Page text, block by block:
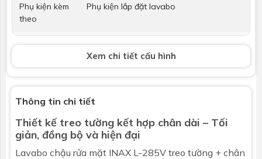
Phụ kiện kèm
theo
Phụ kiện lắp đặt lavabo
Vòi lavabo Không bao gồm
Bộ xả Không bao gồm
Kích thước 497x176x435 mm
Bảo hành Nhấp để xem chính sách bảo hành
Chân chậu
Xem chi tiết cấu hình
Thông tin chi tiết
Thiết kế treo tường kết hợp chân dài – Tối
giản, đồng bộ và hiện đại
Lavabo chậu rửa mặt INAX L-285V treo tường + chân